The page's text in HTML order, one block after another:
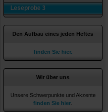
Leseprobe 3
Den Aufbau eines jeden Heftes
finden Sie hier.
Wir über uns
Unsere Schwerpunkte und Akzente
finden Sie hier